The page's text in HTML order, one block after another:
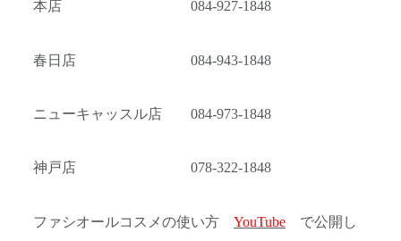
本店 084-927-1848
春日店 084-943-1848
ニューキャッスル店 084-973-1848
神戸店 078-322-1848
ファシオールコスメの使い方 YouTube で公開し